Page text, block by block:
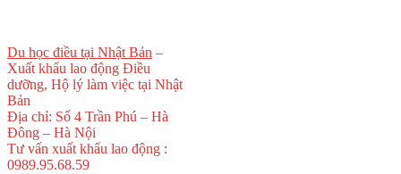
Du học điều tại Nhật Bản –
Xuất khẩu lao động Điều
dưỡng, Hộ lý làm việc tại Nhật
Bản
Địa chỉ: Số 4 Trần Phú – Hà
Đông – Hà Nội
Tư vấn xuất khẩu lao động :
0989.95.68.59